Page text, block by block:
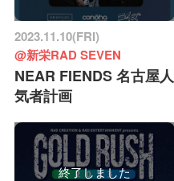
2023.11.10(FRI)
@新栄RAD SEVEN
NEAR FIENDS 名古屋人
気者計画
終了しました